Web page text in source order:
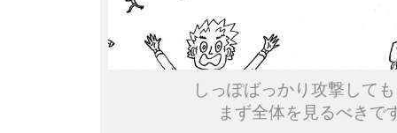
しっぽばっかり攻撃して
まず全体を見るべきで